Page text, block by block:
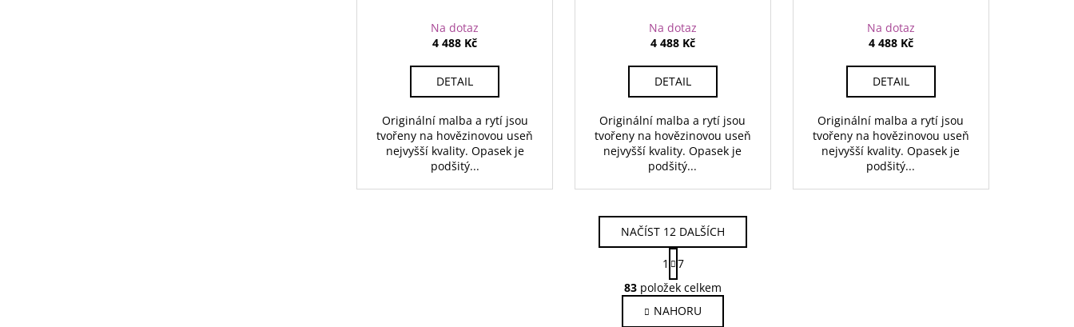
Na dotaz
4 488 Kč
DETAIL
Originální malba a rytí jsou
tvořeny na hovězinovou useň
nejvyšší kvality. Opasek je
podšitý...
Na dotaz
4 488 Kč
DETAIL
Originální malba a rytí jsou
tvořeny na hovězinovou useň
nejvyšší kvality. Opasek je
podšitý...
Na dotaz
4 488 Kč
DETAIL
Originální malba a rytí jsou
tvořeny na hovězinovou useň
nejvyšší kvality. Opasek je
podšitý...
O
v
l
NAČÍST 12 DALŠÍCH
S
t
r
á
n
1
7
83 položek celkem
NAHORU